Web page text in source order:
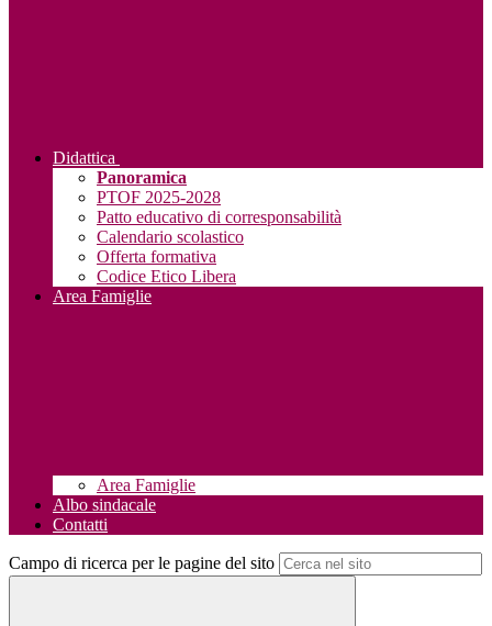
Didattica
Panoramica
PTOF 2025-2028
Patto educativo di corresponsabilità
Calendario scolastico
Offerta formativa
Codice Etico Libera
Area Famiglie
Area Famiglie
Albo sindacale
Contatti
Campo di ricerca per le pagine del sito